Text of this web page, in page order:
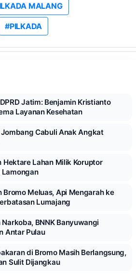
MALANG
#PILKADA
Jatim: Benjamin Kristianto
Layanan Kesehatan
Cabuli Anak Angkat
Hektare Lahan Milik Koruptor
Bromo Meluas, Api Mengarah ke
Lumajang
BNNK Banyuwangi
Antar Pulau
di Bromo Masih Berlangsung,
Sulit Dijangkau